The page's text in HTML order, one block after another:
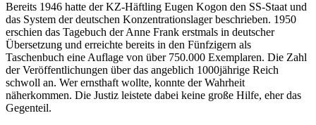
Bereits 1946 hatte der KZ-Häftling Eugen Kogon den SS-Staat und
das System der deutschen Konzentrationslager beschrieben. 1950
erschien das Tagebuch der Anne Frank erstmals in deutscher
Übersetzung und erreichte bereits in den Fünfzigern als
Taschenbuch eine Auflage von über 750.000 Exemplaren. Die Zahl
der Veröffentlichungen über das angeblich 1000jährige Reich
schwoll an. Wer ernsthaft wollte, konnte der Wahrheit
näherkommen. Die Justiz leistete dabei keine große Hilfe, eher das
Gegenteil.